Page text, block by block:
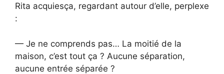
Rita acquiesça, regardant autour d’elle, perplexe
:
— Je ne comprends pas… La moitié de la
maison, c’est tout ça ? Aucune séparation,
aucune entrée séparée ?